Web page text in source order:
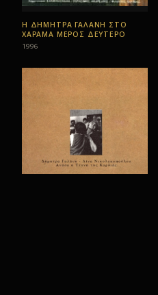
Η ΔΗΜΗΤΡΑ ΓΑΛΑΝΗ ΣΤΟ
ΧΑΡΑΜΑ ΜΕΡΟΣ ΔΕΥΤΕΡΟ
1996